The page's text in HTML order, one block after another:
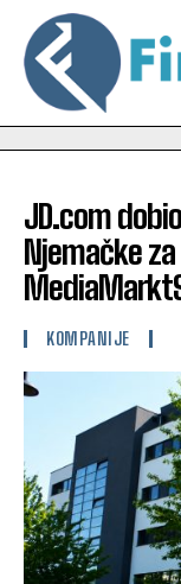
JD.com
Njemačke
KOMPANIJE